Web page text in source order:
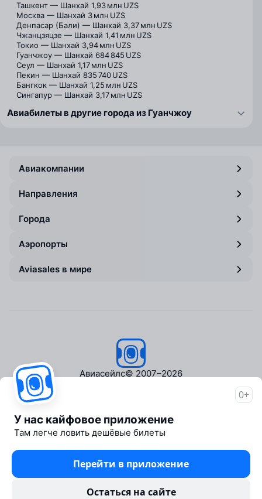
Ташкент — Шанхай 1,93 млн UZS
Москва — Шанхай 3 млн UZS
Денпасар (Бали) — Шанхай 3,37 млн UZS
Чжанцзяцзе — Шанхай 1,41 млн UZS
Токио — Шанхай 3,94 млн UZS
Гуанчжоу — Шанхай 684 845 UZS
Сеул — Шанхай 1,17 млн UZS
Пекин — Шанхай 835 740 UZS
Бангкок — Шанхай 1,25 млн UZS
Сингапур — Шанхай 3,17 млн UZS
Авиабилеты в другие города из Гуанчжоу
Авиакомпании
Направления
Города
Аэропорты
Aviasales в мире
Авиасейлс© 2007–2026
Пресс‑центр
Travelpayouts
Партнёрская программа
Медиа Yo'lovchi
Трэвел‑медиа Aviasales.uz
0+
У нас кайфовое приложение
Там легче ловить дешёвые билеты
Перейти в приложение
Остаться на сайте